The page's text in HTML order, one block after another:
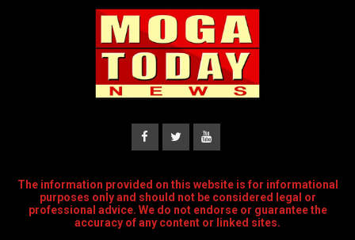
The information provided on this website is for informational
purposes only and should not be considered legal or
professional advice. We do not endorse or guarantee the
accuracy of any content or linked sites.